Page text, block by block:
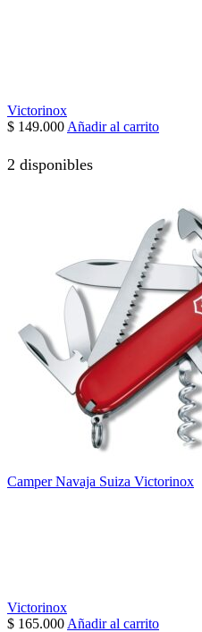
Victorinox
$ 149.000Añadir al carrito
2 disponibles
Camper Navaja Suiza Victorinox
Victorinox
$ 165.000 Añadir al carrito